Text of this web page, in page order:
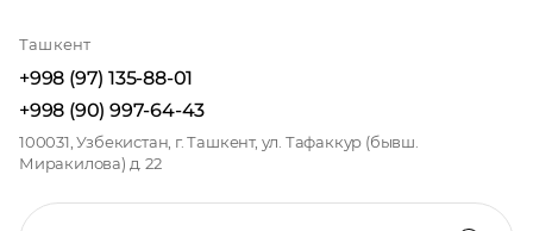
Ташкент
+998 (97) 135-88-01
+998 (90) 997-64-43
100031, Узбекистан, г. Ташкент, ул. Тафаккур (бывш.
Миракилова) д. 22